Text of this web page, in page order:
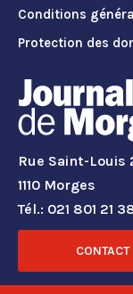
Conditions
Protection des
Rue Saint-Louis
1110 Morges
Tél.: 021 801 21
CONTACT